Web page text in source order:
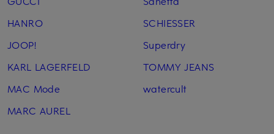
HANRO
JOOP!
KARL LAGERFELD
MAC Mode
MARC AUREL
SCHIESSER
Superdry
TOMMY JEANS
watercult